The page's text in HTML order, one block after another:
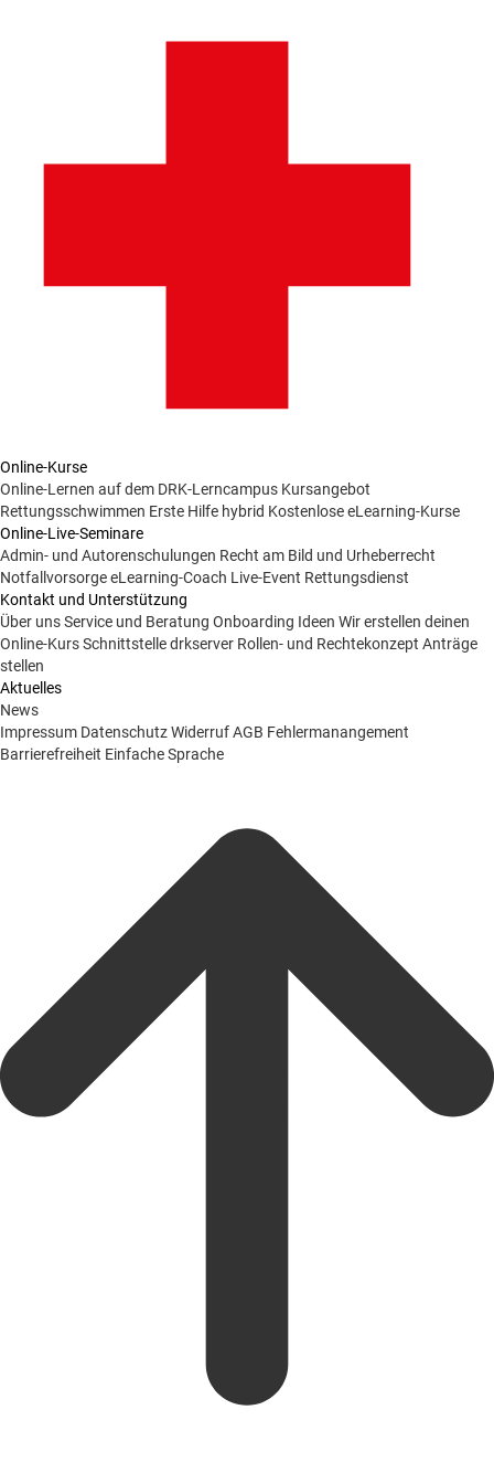
Online-Kurse
Online-Lernen auf dem DRK-Lerncampus Kursangebot
Rettungsschwimmen Erste Hilfe hybrid Kostenlose eLearning-Kurse
Online-Live-Seminare
Admin- und Autorenschulungen Recht am Bild und Urheberrecht
NotfallvorsorgeeLearning-Coach Live-Event Rettungsdienst
Kontakt und Unterstützung
Über unsService und Beratung Onboarding Ideen Wir erstellen deinen
Online-KursSchnittstelle drkserver Rollen- und Rechtekonzept Anträge
stellen
Aktuelles
News
Impressum DatenschutzWiderrufAGB Fehlermanangement
Barrierefreiheit Einfache Sprache